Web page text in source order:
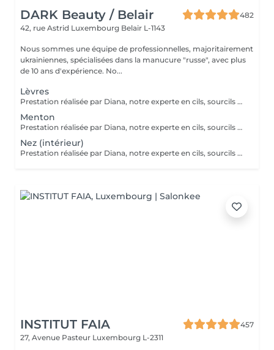
DARK Beauty / Belair
482
42, rue Astrid Luxembourg Belair L-1143
Nous sommes une équipe de professionnelles, majoritairement
ukrainiennes, spécialisées dans la manucure "russe", avec plus
de 10 ans d'expérience. No...
Lèvres
Prestation réalisée par Diana, notre experte en cils, sourcils et épilation, avec plus de 10 ans d'expérience, garantissant précision et résultats de haute qualité.
Menton
Prestation réalisée par Diana, notre experte en cils, sourcils et épilation, avec plus de 10 ans d'expérience, garantissant précision et résultats de haute qualité.
Nez (intérieur)
Prestation réalisée par Diana, notre experte en cils, sourcils et épilation, avec plus de 10 ans d'expérience, garantissant précision et résultats de haute qualité.
INSTITUT FAIA
457
27, Avenue Pasteur Luxembourg L-2311